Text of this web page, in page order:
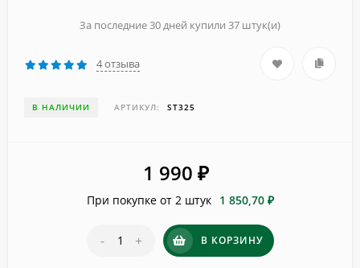
За последние 30 дней купили 37 штук(и)
4 отзыва
В НАЛИЧИИ АРТИКУЛ: ST325
1 990 ₽
При покупке от 2 штук 1 850,70 ₽
- + В КОРЗИНУ